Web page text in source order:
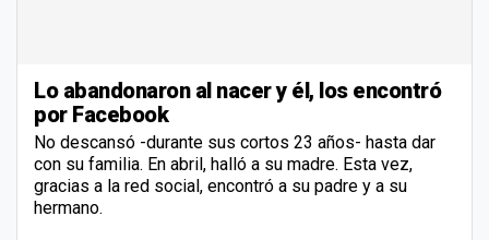
Lo abandonaron al nacer y él, los encontró
por Facebook
No descansó -durante sus cortos 23 años- hasta dar
con su familia. En abril, halló a su madre. Esta vez,
gracias a la red social, encontró a su padre y a su
hermano.